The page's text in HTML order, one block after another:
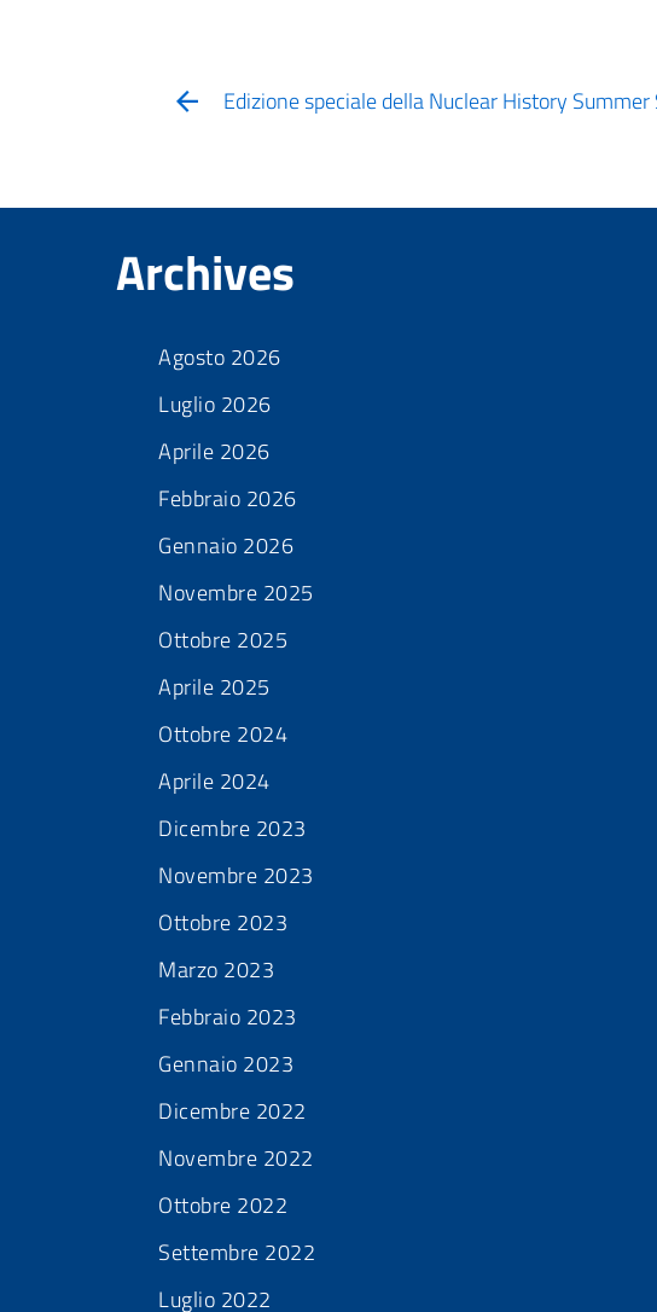
Edizione speciale della Nuclear History Summer
Archives
Agosto 2026
Luglio 2026
Aprile 2026
Febbraio 2026
Gennaio 2026
Novembre 2025
Ottobre 2025
Aprile 2025
Ottobre 2024
Aprile 2024
Dicembre 2023
Novembre 2023
Ottobre 2023
Marzo 2023
Febbraio 2023
Gennaio 2023
Dicembre 2022
Novembre 2022
Ottobre 2022
Settembre 2022
Luglio 2022